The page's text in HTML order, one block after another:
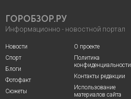
ГОРОБЗОР.РУ
Информационно - новостной портал
Новости
Спорт
Блоги
Фотофакт
Сюжеты
О проекте
Политика
конфиденциальности
Контакты редакции
Использование
материалов сайта